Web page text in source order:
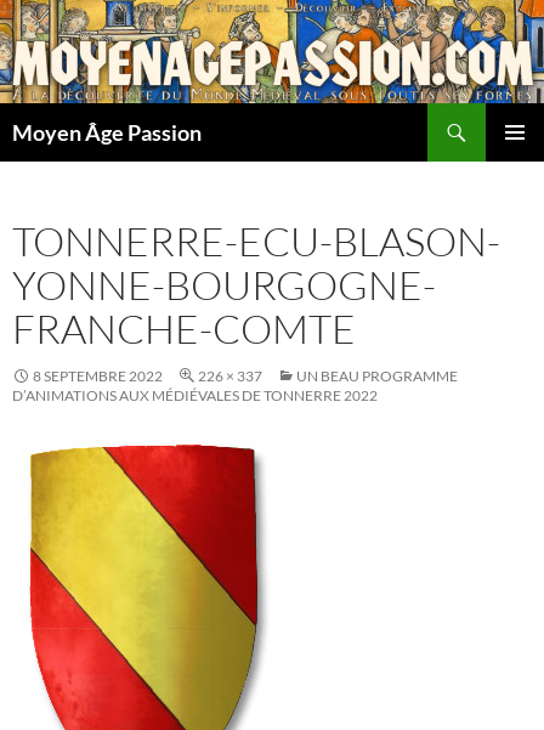
Aller
au
contenu
Moyen Âge Passion
TONNERRE-ECU-BLASON-
YONNE-BOURGOGNE-
FRANCHE-COMTE
8 SEPTEMBRE 2022 226 × 337
UN BEAU PROGRAMME
D’ANIMATIONS AUX MÉDIÉVALES DE TONNERRE 2022